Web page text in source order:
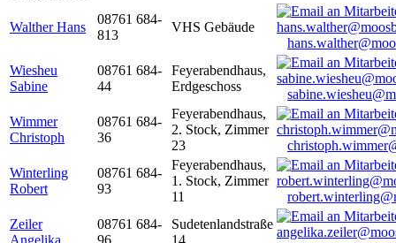
Walther Hans
08761 684-
813
VHS Gebäude
Wiesheu
Sabine
08761 684-
44
Feyerabendhaus,
Erdgeschoss
Wimmer
Christoph
08761 684-
36
Feyerabendhaus,
2. Stock, Zimmer
23
Winterling
Robert
08761 684-
93
Feyerabendhaus,
1. Stock, Zimmer
11
Zeiler
Angelika
08761 684-
96
Sudetenlandstraße
14